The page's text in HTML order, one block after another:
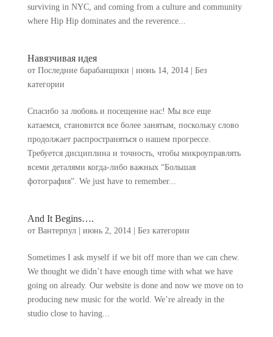
surviving in NYC, and coming from a culture and community
where Hip Hip dominates and the reverence...
Навязчивая идея
от Последние барабанщики июнь 14, 2014| Без
категории
Спасибо за любовь и посещение нас! Мы все еще
катаемся, становится все более занятым, поскольку слово
продолжает распространяться о нашем прогрессе.
Требуется дисциплина и точность, чтобы микроуправлять
всеми деталями когда-либо важных “Большая
фотография”. We just have to remember...
And It Begins….
от Вантерпул| июнь 2, 2014| Без категории
Sometimes I ask myself if we bit off more than we can chew.
We thought we didn’t have enough time with what we have
going on already. Our website is done and now we move on to
producing new music for the world. We’re already in the
studio close to having...